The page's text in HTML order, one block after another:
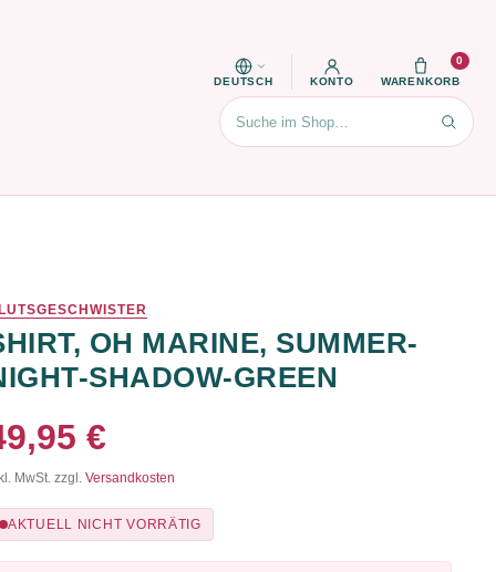
DEUTSCH KONTO WARENKORB
0
Suchen
OH MARINE, SUMMER-
SHADOW-GREEN
€
MwSt. zzgl. Versandkosten
AKTUELL NICHT VORRÄTIG